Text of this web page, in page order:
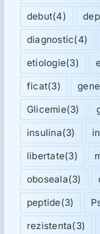
debut(4)
diagnostic(4)
etiologie(3)
ficat(3) gene
Glicemie(3)
insulina(3)
libertate(3)
oboseala(3)
peptide(3)
rezistenta(3)